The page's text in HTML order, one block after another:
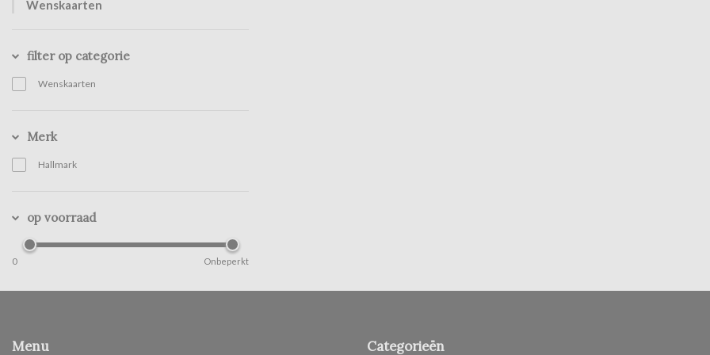
Wenskaarten
filter op categorie
Wenskaarten
Merk
Hallmark
op voorraad
0 Onbeperkt
Categorieën
Menu